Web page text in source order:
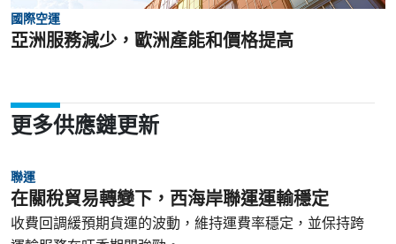
國際空運
亞洲服務減少，歐洲產能和價格提高
更多供應鏈更新
聯運
在關稅貿易轉變下，西海岸聯運運輸穩定
收費回調緩預期貨運的波動，維持運費率穩定，並保持跨